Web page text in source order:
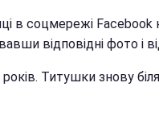
в соцмережі Facebook
відповідні фото і
Титушки знову